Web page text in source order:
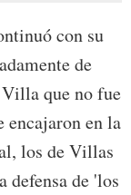
con su
de
que no fue
encajaron en la
los de Villas
defensa de 'los